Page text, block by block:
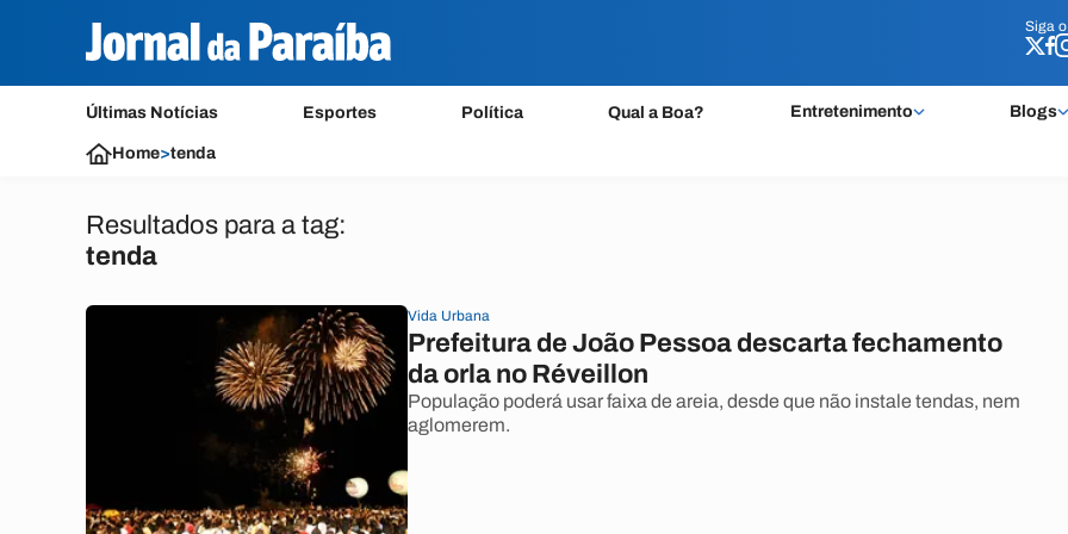
Siga o
Últimas Notícias Esportes Política Qual a Boa? Entretenimento Blogs
Siga o
Home>tenda
Resultados para a tag:
tenda
Vida Urbana
Prefeitura de João Pessoa descarta fechamento
da orla no Réveillon
População poderá usar faixa de areia, desde que não instale tendas, nem
aglomerem.